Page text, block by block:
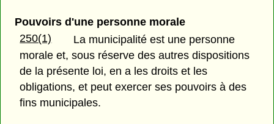
Pouvoirs d'une personne morale
250(1)
La municipalité est une personne
morale et, sous réserve des autres dispositions
de la présente loi, en a les droits et les
obligations, et peut exercer ses pouvoirs à des
fins municipales.